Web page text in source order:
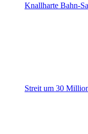
Knallharte Bahn-
Streit um 30